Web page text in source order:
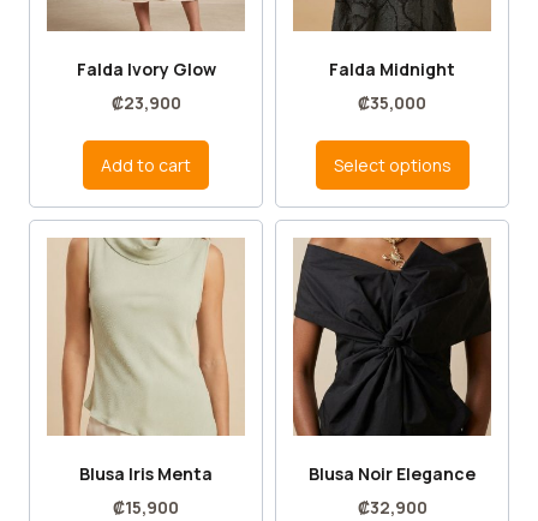
Falda Ivory Glow
₡23,900
Add to cart
Falda Midnight
₡35,000
Select options
Blusa Iris Menta
₡15,900
Blusa Noir Elegance
₡32,900